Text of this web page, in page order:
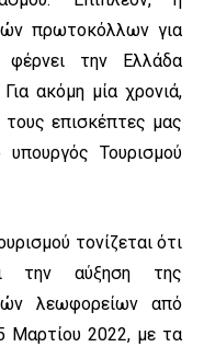
πρωτοκόλλων για
φέρνει την Ελλάδα
ακόμη μία χρονιά,
τους επισκέπτες μας
Τουρισμού
τονίζεται ότι
την αύξηση της
λεωφορείων από
Μαρτίου 2022, με τα